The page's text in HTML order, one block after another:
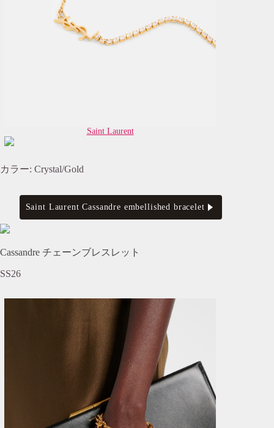
Saint Laurent
カラー: Crystal/Gold
Saint Laurent Cassandre embellished bracelet
Cassandre チェーンブレスレット
SS26